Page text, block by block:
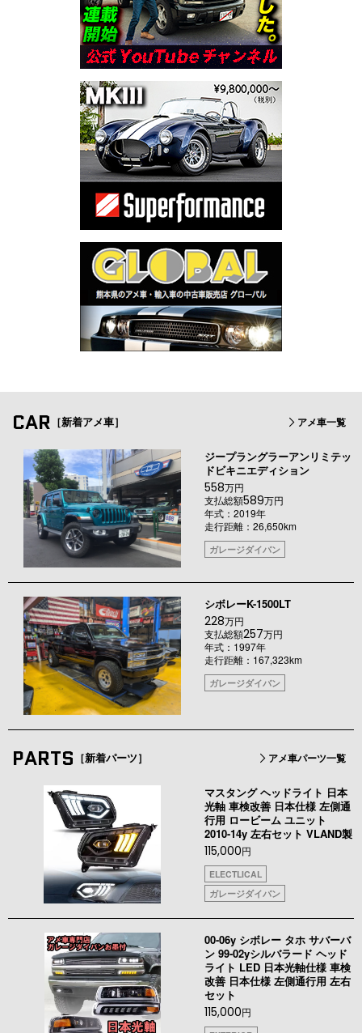
CAR ［新着アメ車］ アメ車一覧
ジープラングラーアンリミテッ
ドビキニエディション
558万円
支払総額589万円
年式：2019年
走行距離：26,650km
ガレージダイバン
シボレーK-1500LT
228万円
支払総額257万円
年式：1997年
走行距離：167,323km
ガレージダイバン
PARTS ［新着パーツ］ アメ車パーツ一覧
マスタング ヘッドライト 日本
光軸 車検改善 日本仕様 左側通
行用 ロービーム ユニット
2010-14y 左右セット VLAND製
115,000円
ELECTLICAL
ガレージダイバン
00-06y シボレー タホ サバーバ
ン 99-02yシルバラード ヘッド
ライト LED 日本光軸仕様 車検
改善 日本仕様 左側通行用 左右
セット
115,000円